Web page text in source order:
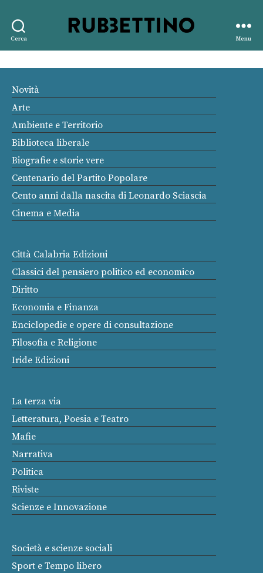
Cerca
editore
Menu
Novità
Arte
Ambiente e Territorio
Biblioteca liberale
Biografie e storie vere
Centenario del Partito Popolare
Cento anni dalla nascita di Leonardo Sciascia
Cinema e Media
Città Calabria Edizioni
Classici del pensiero politico ed economico
Diritto
Economia e Finanza
Enciclopedie e opere di consultazione
Filosofia e Religione
Iride Edizioni
La terza via
Letteratura, Poesia e Teatro
Mafie
Narrativa
Politica
Riviste
Scienze e Innovazione
Società e scienze sociali
Sport e Tempo libero